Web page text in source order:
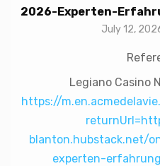
2026-Experten-
July 12,
Legiano Casino
https://
blanton.hubstack.net/
experten-